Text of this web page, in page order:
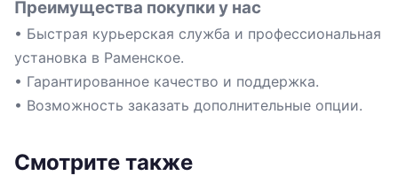
Преимущества покупки у нас
• Быстрая курьерская служба и профессиональная
установка в Раменское.
• Гарантированное качество и поддержка.
• Возможность заказать дополнительные опции.
Смотрите также